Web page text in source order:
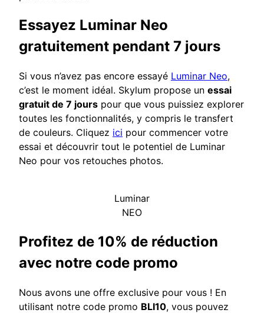
Essayez Luminar Neo
gratuitement pendant 7 jours
Si vous n’avez pas encore essayé Luminar Neo,
c’est le moment idéal. Skylum propose un essai
gratuit de 7 jours pour que vous puissiez explorer
toutes les fonctionnalités, y compris le transfert
de couleurs. Cliquez ici pour commencer votre
essai et découvrir tout le potentiel de Luminar
Neo pour vos retouches photos.
Luminar
NEO
Profitez de 10% de réduction
avec notre code promo
Nous avons une offre exclusive pour vous ! En
utilisant notre code promo BLI10, vous pouvez